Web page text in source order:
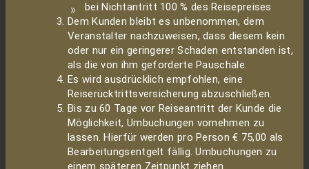
bei Nichtantritt 100 % des Reisepreises
Dem Kunden bleibt es unbenommen, dem
Veranstalter nachzuweisen, dass diesem kein
oder nur ein geringerer Schaden entstanden ist,
als die von ihm geforderte Pauschale.
Es wird ausdrücklich empfohlen, eine
Reiserücktrittsversicherung abzuschließen.
Bis zu 60 Tage vor Reiseantritt der Kunde die
Möglichkeit, Umbuchungen vornehmen zu
lassen. Hierfür werden pro Person € 75,00 als
Bearbeitungsentgelt fällig. Umbuchungen zu
einem späteren Zeitpunkt ziehen